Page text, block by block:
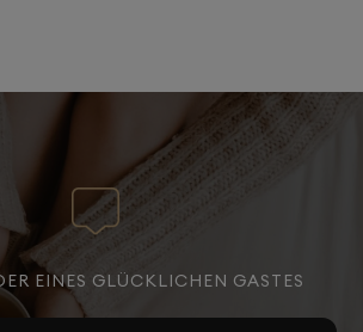
EINES GLÜCKLICHEN GASTES